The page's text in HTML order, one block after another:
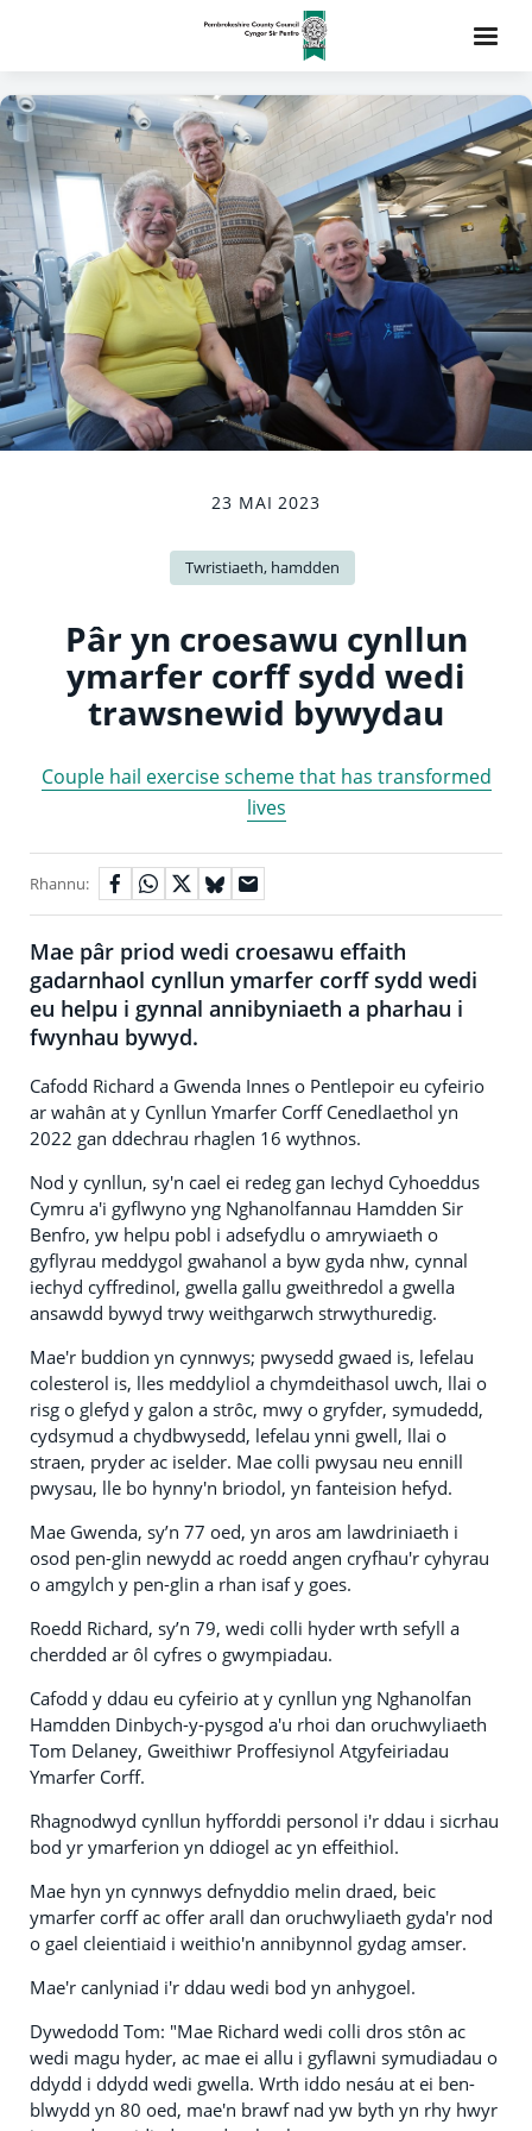
23 MAI 2023
Twristiaeth, hamdden
Pâr yn croesawu cynllun
ymarfer corff sydd wedi
trawsnewid bywydau
Couple hail exercise scheme that has transformed
lives
Rhannu:
Mae pâr priod wedi croesawu effaith
gadarnhaol cynllun ymarfer corff sydd wedi
eu helpu i gynnal annibyniaeth a pharhau i
fwynhau bywyd.
Cafodd Richard a Gwenda Innes o Pentlepoir eu cyfeirio
ar wahân at y Cynllun Ymarfer Corff Cenedlaethol yn
2022 gan ddechrau rhaglen 16 wythnos.
Nod y cynllun, sy'n cael ei redeg gan Iechyd Cyhoeddus
Cymru a'i gyflwyno yng Nghanolfannau Hamdden Sir
Benfro, yw helpu pobl i adsefydlu o amrywiaeth o
gyflyrau meddygol gwahanol a byw gyda nhw, cynnal
iechyd cyffredinol, gwella gallu gweithredol a gwella
ansawdd bywyd trwy weithgarwch strwythuredig.
Mae'r buddion yn cynnwys; pwysedd gwaed is, lefelau
colesterol is, lles meddyliol a chymdeithasol uwch, llai o
risg o glefyd y galon a strôc, mwy o gryfder, symudedd,
cydsymud a chydbwysedd, lefelau ynni gwell, llai o
straen, pryder ac iselder. Mae colli pwysau neu ennill
pwysau, lle bo hynny'n briodol, yn fanteision hefyd.
Mae Gwenda, sy’n 77 oed, yn aros am lawdriniaeth i
osod pen-glin newydd ac roedd angen cryfhau'r cyhyrau
o amgylch y pen-glin a rhan isaf y goes.
Roedd Richard, sy’n 79, wedi colli hyder wrth sefyll a
cherdded ar ôl cyfres o gwympiadau.
Cafodd y ddau eu cyfeirio at y cynllun yng Nghanolfan
Hamdden Dinbych-y-pysgod a'u rhoi dan oruchwyliaeth
Tom Delaney, Gweithiwr Proffesiynol Atgyfeiriadau
Ymarfer Corff.
Rhagnodwyd cynllun hyfforddi personol i'r ddau i sicrhau
bod yr ymarferion yn ddiogel ac yn effeithiol.
Mae hyn yn cynnwys defnyddio melin draed, beic
ymarfer corff ac offer arall dan oruchwyliaeth gyda'r nod
o gael cleientiaid i weithio'n annibynnol gydag amser.
Mae'r canlyniad i'r ddau wedi bod yn anhygoel.
Dywedodd Tom: "Mae Richard wedi colli dros stôn ac
wedi magu hyder, ac mae ei allu i gyflawni symudiadau o
ddydd i ddydd wedi gwella. Wrth iddo nesáu at ei ben-
blwydd yn 80 oed, mae'n brawf nad yw byth yn rhy hwyr